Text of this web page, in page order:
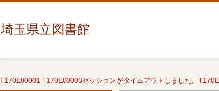
埼玉県立図書館
T170E00001 T170E00003セッションがタイムアウトしました。